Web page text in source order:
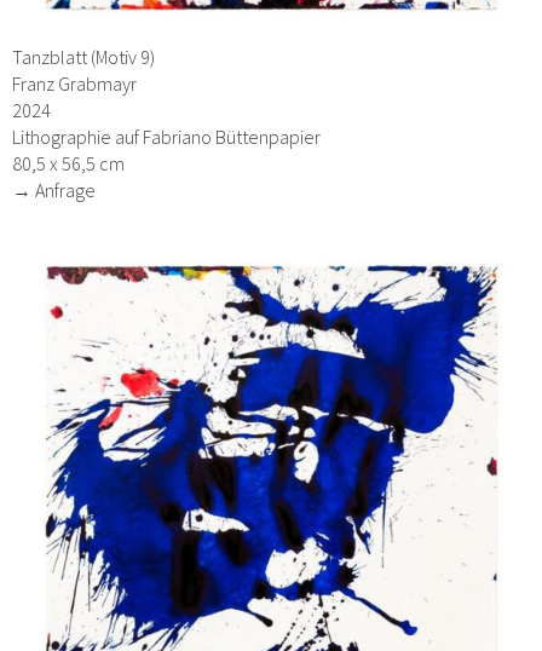
Tanzblatt (Motiv 9)
Franz Grabmayr
2024
Lithographie auf Fabriano Büttenpapier
80,5 x 56,5 cm
→ Anfrage